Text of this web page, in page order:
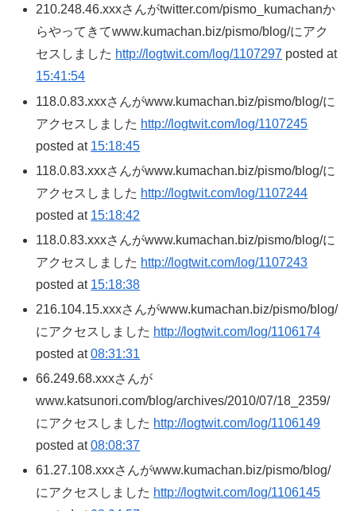
210.248.46.xxxさんがtwitter.com/pismo_kumachanか
らやってきてwww.kumachan.biz/pismo/blog/にアク
セスしました http://logtwit.com/log/1107297 posted at
15:41:54
118.0.83.xxxさんがwww.kumachan.biz/pismo/blog/に
アクセスしました http://logtwit.com/log/1107245
posted at 15:18:45
118.0.83.xxxさんがwww.kumachan.biz/pismo/blog/に
アクセスしました http://logtwit.com/log/1107244
posted at 15:18:42
118.0.83.xxxさんがwww.kumachan.biz/pismo/blog/に
アクセスしました http://logtwit.com/log/1107243
posted at 15:18:38
216.104.15.xxxさんがwww.kumachan.biz/pismo/blog/
にアクセスしました http://logtwit.com/log/1106174
posted at08:31:31
66.249.68.xxxさんが
www.katsunori.com/blog/archives/2010/07/18_2359/
にアクセスしました http://logtwit.com/log/1106149
posted at08:08:37
61.27.108.xxxさんがwww.kumachan.biz/pismo/blog/
にアクセスしました http://logtwit.com/log/1106145